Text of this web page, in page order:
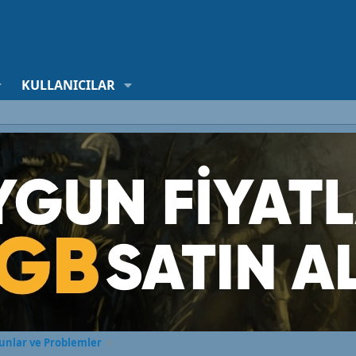
KULLANICILAR
ve Problemler